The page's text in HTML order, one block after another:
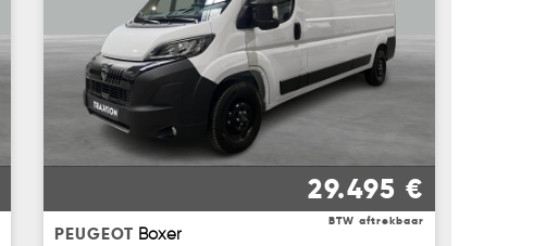
29.495 €
BTW aftrekbaar
PEUGEOT Boxer